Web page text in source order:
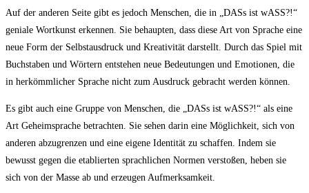
Auf der anderen Seite‌ gibt es jedoch Menschen, die in „DASs ist wASS?!“
geniale Wortkunst erkennen. Sie behaupten, dass diese Art von Sprache ​eine
neue Form der Selbstausdruck und Kreativität darstellt. Durch das Spiel⁤ mit
⁣Buchstaben und Wörtern entstehen⁢ neue Bedeutungen und ‍Emotionen, die
in herkömmlicher Sprache ⁣nicht zum Ausdruck gebracht werden können.
Es ​gibt auch eine Gruppe von Menschen, die „DASs ist wASS?!“ als eine
Art Geheimsprache betrachten. Sie sehen darin eine Möglichkeit, sich von
anderen abzugrenzen und eine eigene Identität zu schaffen. Indem sie
bewusst gegen die etablierten sprachlichen ‌Normen verstoßen, heben sie
sich von der Masse ab und erzeugen Aufmerksamkeit.